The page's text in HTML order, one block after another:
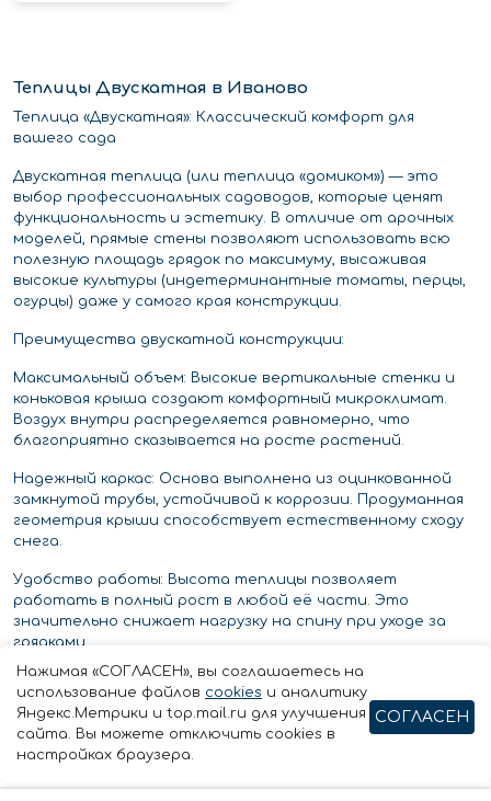
Теплицы Двускатная в Иваново
Теплица «Двускатная»: Классический комфорт для
вашего сада
Двускатная теплица (или теплица «домиком») — это
выбор профессиональных садоводов, которые ценят
функциональность и эстетику. В отличие от арочных
моделей, прямые стены позволяют использовать всю
полезную площадь грядок по максимуму, высаживая
высокие культуры (индетерминантные томаты, перцы,
огурцы) даже у самого края конструкции.
Преимущества двускатной конструкции:
Максимальный объем: Высокие вертикальные стенки и
коньковая крыша создают комфортный микроклимат.
Воздух внутри распределяется равномерно, что
благоприятно сказывается на росте растений.
Надежный каркас: Основа выполнена из оцинкованной
замкнутой трубы, устойчивой к коррозии. Продуманная
геометрия крыши способствует естественному сходу
снега.
Удобство работы: Высота теплицы позволяет
работать в полный рост в любой её части. Это
значительно снижает нагрузку на спину при уходе за
грядками.
Эффективное проветривание: Форма «домиком»
позволяет разместить дополнительные форточки в
торцах или на скатах крыши для идеальной циркуляции
воздуха.
Нажимая «СОГЛАСЕН», вы соглашаетесь на
использование файлов cookies и аналитику
Яндекс.Метрики и top.mail.ru для улучшения
сайта. Вы можете отключить cookies в
настройках браузера.
СОГЛАСЕН